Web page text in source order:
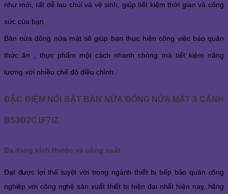
như mới, rất dễ lau chùi và vệ sinh, giúp tiết kiệm thời gian và công
sức của bạn.
Bàn nửa đông nửa mát sẽ giúp bạn thực hiện công việc bảo quản
thức ăn , thực phẩm một cách nhanh chóng mà tiết kiệm năng
lượng với nhiều chế độ điều chỉnh.
ĐẶC ĐIỂM NỔI BẬT BÀN NỬA ĐÔNG NỬA MÁT 3 CÁNH
BS3D2C1F7/Z
Đa dạng kích thước và công suất
Đạt được lợi thế tuyệt vời trong ngành thiết bị bếp bảo quản công
nghiệp với công nghệ sản xuất thiết bị hiện đại nhất hiện nay, hãng